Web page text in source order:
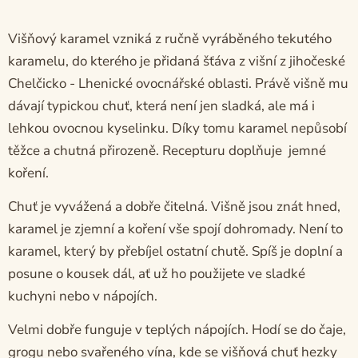
Višňový karamel vzniká z ručně vyráběného tekutého
karamelu, do kterého je přidaná šťáva z višní z jihočeské
Chelčicko - Lhenické ovocnářské oblasti. Právě višně mu
dávají typickou chuť, která není jen sladká, ale má i
lehkou ovocnou kyselinku. Díky tomu karamel nepůsobí
těžce a chutná přirozeně. Recepturu doplňuje jemné
koření.
Chuť je vyvážená a dobře čitelná. Višně jsou znát hned,
karamel je zjemní a koření vše spojí dohromady. Není to
karamel, který by přebíjel ostatní chutě. Spíš je doplní a
posune o kousek dál, ať už ho použijete ve sladké
kuchyni nebo v nápojích.
Velmi dobře funguje v teplých nápojích. Hodí se do čaje,
grogu nebo svařeného vína, kde se višňová chuť hezky